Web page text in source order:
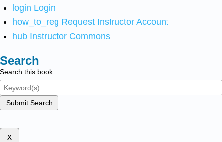
login Login
how_to_reg Request Instructor Account
hub Instructor Commons
Search
Search this book
Submit Search
x